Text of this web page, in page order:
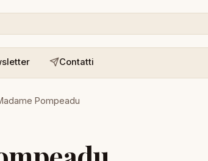
Contatti
Pompeadu